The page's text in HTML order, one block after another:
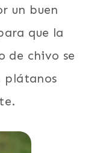
un buen
que la
de chivo se
plátanos